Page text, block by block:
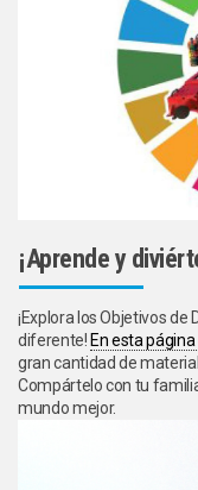
¡Aprende y
¡Explora los Objetivos
diferente! En esta
gran cantidad de
Compártelo con tu
mundo mejor.